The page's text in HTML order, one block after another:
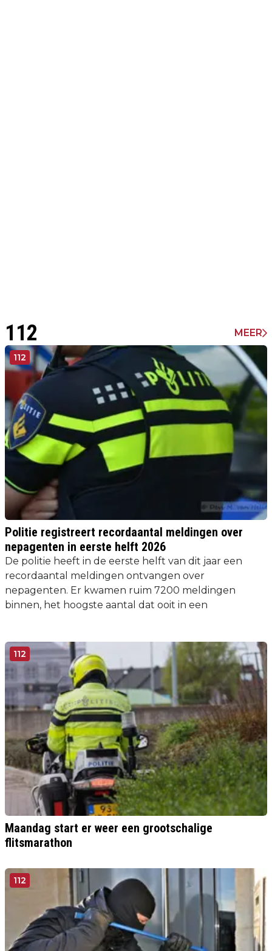
112 MEER
112
Politie registreert recordaantal meldingen over
nepagenten in eerste helft 2026
De politie heeft in de eerste helft van dit jaar een
recordaantal meldingen ontvangen over
nepagenten. Er kwamen ruim 7200 meldingen
binnen, het hoogste aantal dat ooit in een
112
Maandag start er weer een grootschalige
flitsmarathon
112